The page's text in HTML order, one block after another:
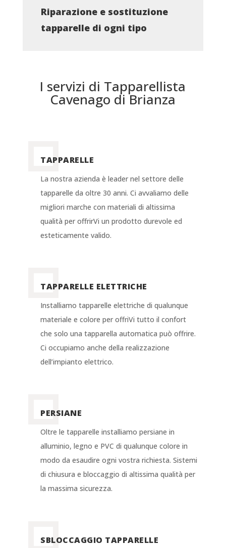
Riparazione e sostituzione
tapparelle di ogni tipo
I servizi di Tapparellista
Cavenago di Brianza
TAPPARELLE
La nostra azienda è leader nel settore delle
tapparelle da oltre 30 anni. Ci avvaliamo delle
migliori marche con materiali di altissima
qualità per offrirVi un prodotto durevole ed
esteticamente valido.
TAPPARELLE ELETTRICHE
Installiamo tapparelle elettriche di qualunque
materiale e colore per offriVi tutto il confort
che solo una tapparella automatica può offrire.
Ci occupiamo anche della realizzazione
dell’impianto elettrico.
PERSIANE
Oltre le tapparelle installiamo persiane in
alluminio, legno e PVC di qualunque colore in
modo da esaudire ogni vostra richiesta. Sistemi
di chiusura e bloccaggio di altissima qualità per
la massima sicurezza.
SBLOCCAGGIO TAPPARELLE